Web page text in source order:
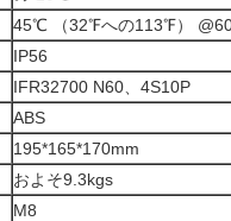
45℃ （32℉への113℉）
IP56
IFR32700 N60、4S10P
ABS
195*165*170mm
およそ9.3kgs
M8